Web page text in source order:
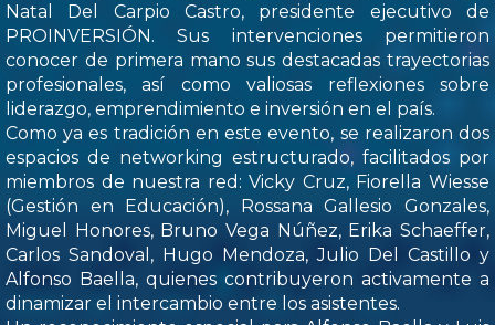
Natal Del Carpio Castro, presidente ejecutivo de
PROINVERSIÓN. Sus intervenciones permitieron
conocer de primera mano sus destacadas trayectorias
profesionales, así como valiosas reflexiones sobre
liderazgo, emprendimiento e inversión en el país.
Como ya es tradición en este evento, se realizaron dos
espacios de networking estructurado, facilitados por
miembros de nuestra red: Vicky Cruz, Fiorella Wiesse
(Gestión en Educación), Rossana Gallesio Gonzales,
Miguel Honores, Bruno Vega Núñez, Erika Schaeffer,
Carlos Sandoval, Hugo Mendoza, Julio Del Castillo y
Alfonso Baella, quienes contribuyeron activamente a
dinamizar el intercambio entre los asistentes.